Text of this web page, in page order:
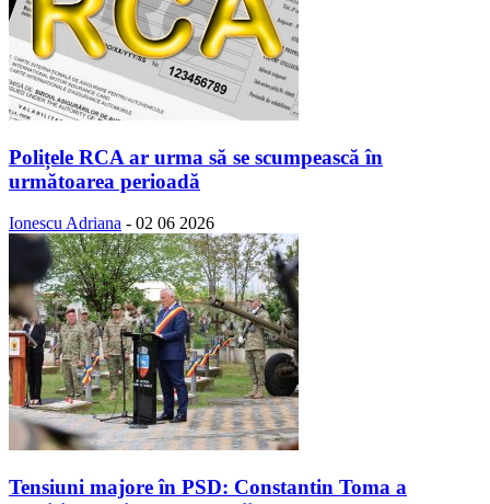
Polițele RCA ar urma să se scumpească în
următoarea perioadă
Ionescu Adriana - 02 06 2026
Tensiuni majore în PSD: Constantin Toma a